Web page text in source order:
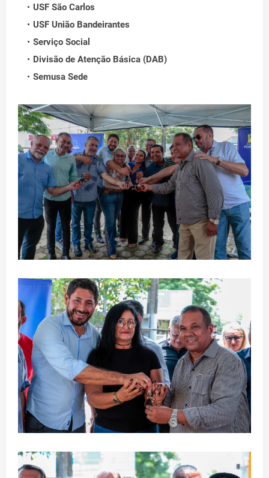
USF São Carlos
USF União Bandeirantes
Serviço Social
Divisão de Atenção Básica (DAB)
Semusa Sede